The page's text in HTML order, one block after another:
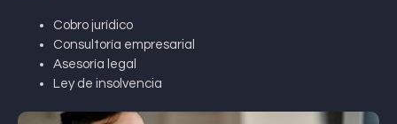
Cobro jurídico
Consultoría empresarial
Asesoría legal
Ley de insolvencia